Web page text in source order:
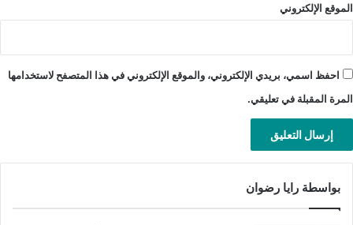
جفاف المهبل: إذا كان السبب هو جفاف المهبل، فيمكنكِ
استخدام مرطب (مزلّق) مهبلي، مع ضرورة استخدام واحد
المداعبة كونها تزيد من الإثارة أثناء ممارسة الجنس، ممَّا قد
يساعد في تقليل جفاف المهبل.
حساسيَّة اللاتكس: إذا كنت تعتقد أنك تعاني حساسيَّة من مادة
اللاتكس، فيجب عدم تجاهل الأمر، إذ يمكن أن تزداد الحساسيَّة
سوءًا بمرور الوقت، لذلك يجب تجنُّب ملامسة أي من منتجات
اللاتكس، بما في ذلك الواقي الذكري مصنوع من اللاتكس،
الموقع الإلكتروني
احفظ اسمي، بريدي الإلكتروني، والموقع الإلكتروني في هذا المتصفح لاستخدامها
المرة المقبلة في تعليقي.
بواسطة رايا رضوان